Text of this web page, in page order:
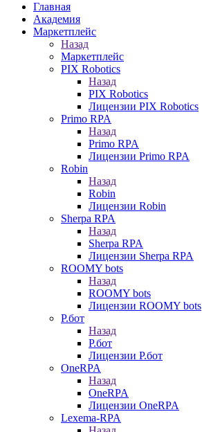
Главная
Академия
Маркетплейс
Назад
Маркетплейс
PIX Robotics
Назад
PIX Robotics
Лицензии PIX Robotics
Primo RPA
Назад
Primo RPA
Лицензии Primo RPA
Robin
Назад
Robin
Лицензии Robin
Sherpa RPA
Назад
Sherpa RPA
Лицензии Sherpa RPA
ROOMY bots
Назад
ROOMY bots
Лицензии ROOMY bots
Р.бот
Назад
Р.бот
Лицензии Р.бот
OneRPA
Назад
OneRPA
Лицензии OneRPA
Lexema-RPA